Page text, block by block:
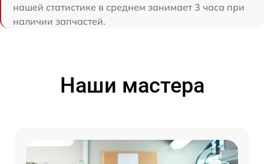
нашей статистике в среднем занимает 3 часа при
наличии запчастей.
Наши мастера